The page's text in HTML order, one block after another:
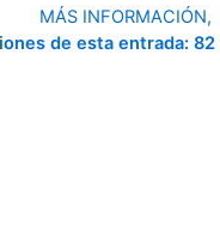
MÁS INFORMACIÓN,
de esta entrada: 82